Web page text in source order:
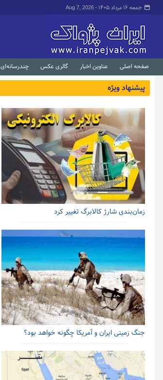
جمعه ۱۶ مرداد ۱۴۰۵ - Aug 7, 2026
صفحه اصلی عناوین اخبار گالری عکس چندرسانه‌ای
پیشنهاد ویژه
زمان‌بندی شارژ کالابرگ تغییر کرد
جنگ زمینی ایران و آمریکا چگونه خواهد بود؟